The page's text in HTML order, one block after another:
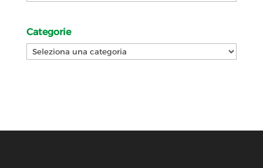
Categorie
Categorie